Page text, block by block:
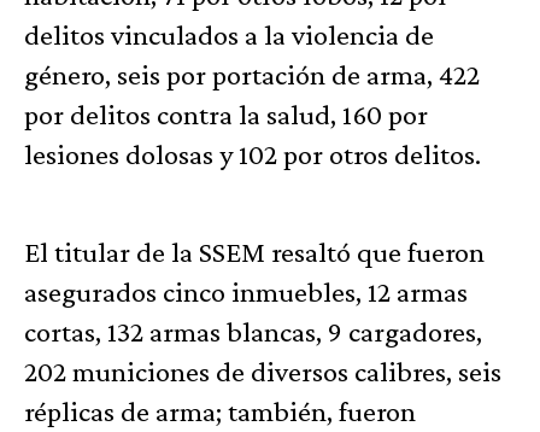
delitos vinculados a la violencia de
género, seis por portación de arma, 422
por delitos contra la salud, 160 por
lesiones dolosas y 102 por otros delitos.
El titular de la SSEM resaltó que fueron
asegurados cinco inmuebles, 12 armas
cortas, 132 armas blancas, 9 cargadores,
202 municiones de diversos calibres, seis
réplicas de arma; también, fueron